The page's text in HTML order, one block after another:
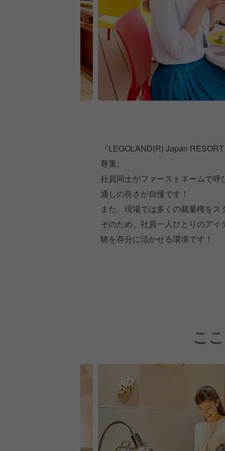
『LEGOLAND(R) Japan
尊重。
社員同士がファーストネームで
通しの良さが自慢です！
また、現場では多くの裁量権を
そのため、社員一人ひとりのア
験を存分に活かせる環境です！
こ